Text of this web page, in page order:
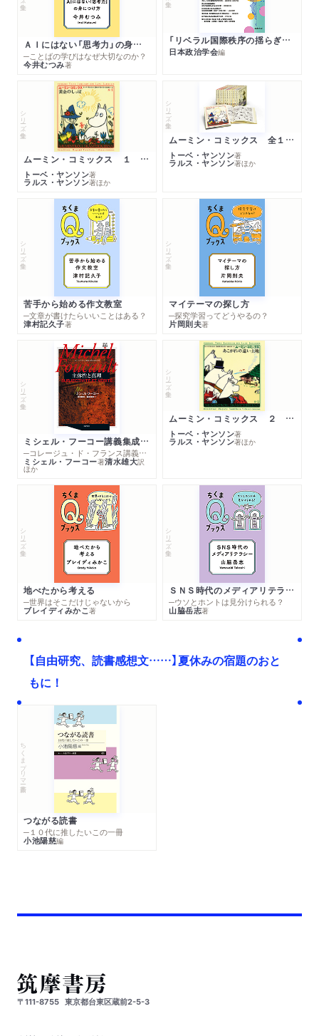
ＡＩにはない「思考力」の身につけ方
─ことばの学びはなぜ大切なのか？
今井むつみ著
「リベラル国際秩序の揺らぎ」再考 年報政治学２０２６‐Ⅰ
日本政治学会編
シリーズ・全集
ムーミン・コミックス １ 黄金のしっぽ
トーベ・ヤンソン著
ラルス・ヤンソン著ほか
シリーズ・全集
ムーミン・コミックス 全１４巻セット
トーベ・ヤンソン著
ラルス・ヤンソン著ほか
シリーズ・全集
苦手から始める作文教室
─文章が書けたらいいことはある？
津村記久子著
シリーズ・全集
マイテーマの探し方
─探究学習ってどうやるの？
片岡則夫著
シリーズ・全集
ミシェル・フーコー講義集成１０ 主体性と真理
─コレージュ・ド・フランス講義１９８０－１９８１年度
ミシェル・フーコー著清水雄大訳
ほか
シリーズ・全集
ムーミン・コミックス ２ あこがれの遠い土地
トーベ・ヤンソン著
ラルス・ヤンソン著ほか
シリーズ・全集
地べたから考える
─世界はそこだけじゃないから
ブレイディみかこ著
シリーズ・全集
ＳＮＳ時代のメディアリテラシー
─ウソとホントは見分けられる？
山脇岳志著
【自由研究、読書感想文……】夏休みの宿題のおと
もに！
ちくまプリマー新書
つながる読書
─１０代に推したいこの一冊
小池陽慈編
〒111-8755 東京都台東区蔵前2-5-3